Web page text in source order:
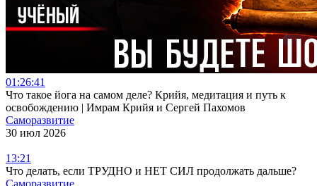
01:26:41
Что такое йога на самом деле? Крийя, медитация и путь к
освобождению | Имрам Крийя и Сергей Пахомов
Саморазвитие
30 июл 2026
13:21
Что делать, если ТРУДНО и НЕТ СИЛ продолжать дальше?
Саморазвитие